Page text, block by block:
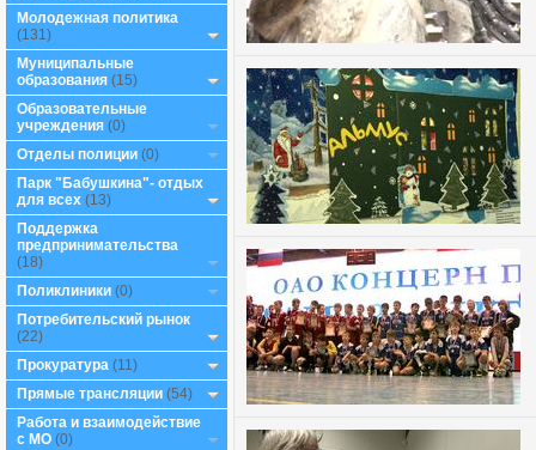
Молодежная политика
(131)
Муниципальные
образования (15)
Образовательные
учреждения (0)
Отделы полиции (0)
Парк "Бабушкина"- отдых
для всех (13)
Поддержка
предпринимательства
(18)
Поликлиники (0)
Потребительский рынок
(22)
Прокуратура (11)
Прямые трансляции (54)
Работа и взаимодействие
с МО (0)